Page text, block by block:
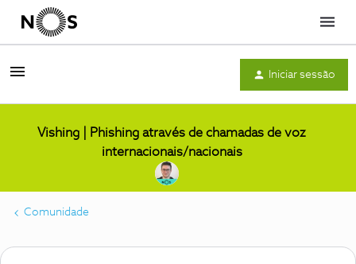
Menu
Iniciar sessão
Vishing | Phishing através de chamadas de voz
internacionais/nacionais
Comunidade